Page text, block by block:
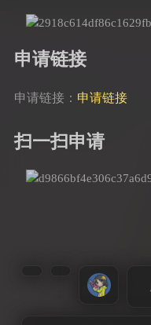
申请链接
申请链接： 申请链接
扫一扫申请